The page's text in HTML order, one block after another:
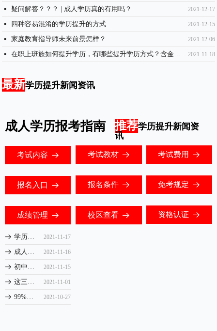
2021-12-17
넷 疑问解答？？？ | 成人学历真的有用吗？
2021-12-15
넷 四种容易混淆的学历提升的方式
2021-12-06
넷 家庭教育指导师未来前景怎样？
2021-11-18
넷 在职上班族如何提升学历，有哪些提升学历方式？含金量如何？
考试内容 뀠 考试教材 뀠 考试费用 뀠
报名入口 뀠 报名条件 뀠 免考规定 뀠
成绩管理 뀠 校区查看 뀠 资格认证 뀠
2021-11-17
뀠 学历提升如何识别靠谱机构？
2021-11-16
뀠 成人高考业余制和成人高考函授哪个更适合你？
2021-11-15
뀠 初中毕业如何提升学历？
2021-11-01
뀠 这三种专科学历提升的方式，你知道吗？
2021-10-27
뀠 99%的人不知道，原来自考本科和成人高考的区别是这样的...
最新学历提升新闻资讯
推荐学历提升新闻资
讯
成人学历报考指南